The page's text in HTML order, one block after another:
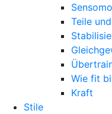
Teile
Wie fit
Kraft
Stile